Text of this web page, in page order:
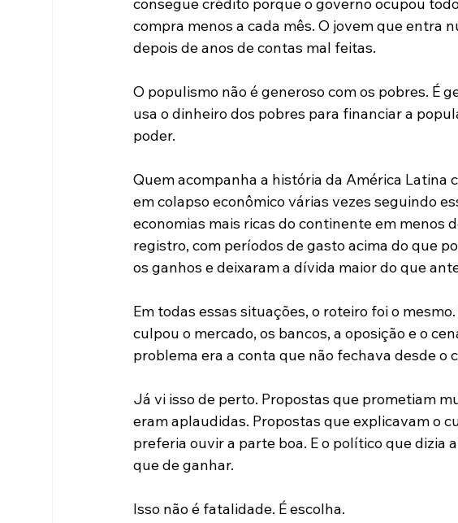
consegue crédito porque o governo ocupou
compra menos a cada mês. O jovem que entra
depois de anos de contas mal feitas.
O populismo não é generoso com os pobres. É
usa o dinheiro dos pobres para financiar a
poder.
Quem acompanha a história da América Latina
em colapso econômico várias vezes seguindo
economias mais ricas do continente em menos
registro, com períodos de gasto acima do que
os ganhos e deixaram a dívida maior do que
Em todas essas situações, o roteiro foi o
culpou o mercado, os bancos, a oposição e o
problema era a conta que não fechava desde o
Já vi isso de perto. Propostas que prometiam
eram aplaudidas. Propostas que explicavam o
preferia ouvir a parte boa. E o político que dizia
que de ganhar.
Isso não é fatalidade. É escolha.